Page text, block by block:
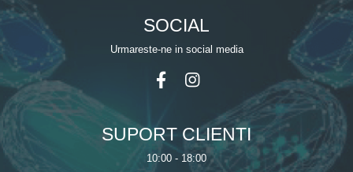
SOCIAL
Urmareste-ne in social media
SUPORT CLIENTI
10:00 - 18:00